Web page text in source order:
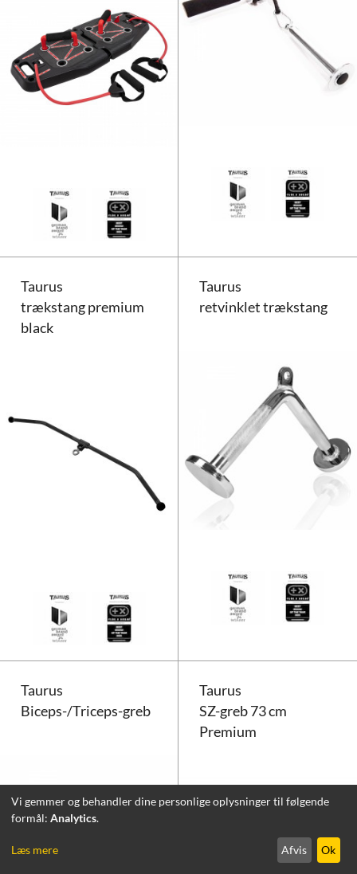
Taurus Push Up Board med
Taurus
trækstang premium
black
Taurus trækstang premium black
Taurus
retvinklet trækstang
Taurus
Biceps-/Triceps-greb
Taurus
SZ-greb 73 cm
Premium
Vi gemmer og behandler dine personlige oplysninger til følgende
formål: Analytics.
Læs mere Afvis Ok